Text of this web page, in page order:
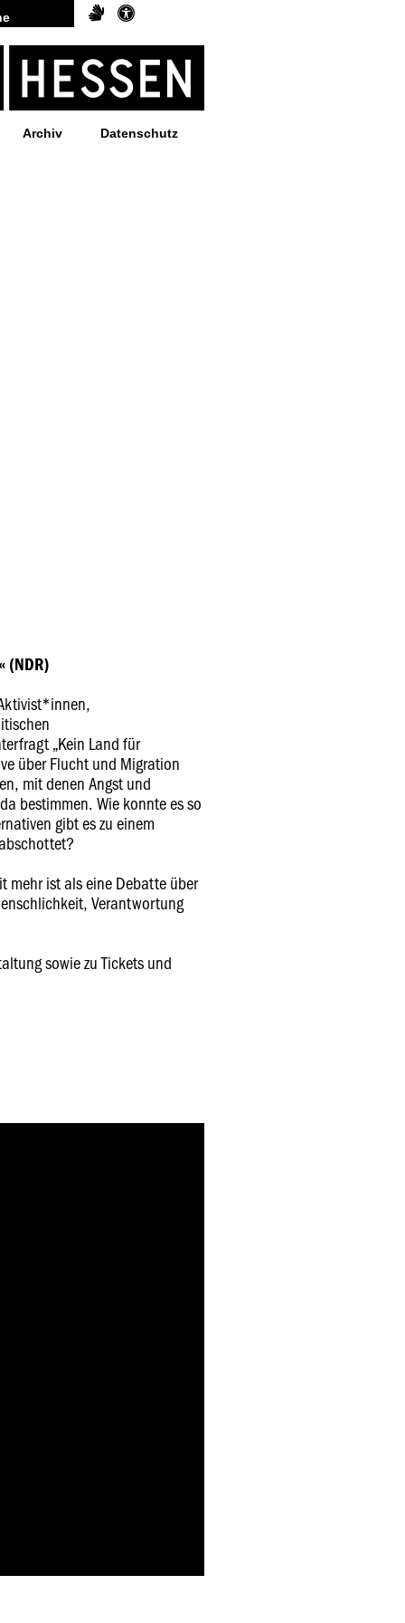
Archiv Datenschutz
(NDR)
„Kein Land für
über Flucht und Migration
mit denen Angst und
bestimmen. Wie konnte es so
gibt es zu einem
mehr ist als eine Debatte über
Verantwortung
sowie zu Tickets und